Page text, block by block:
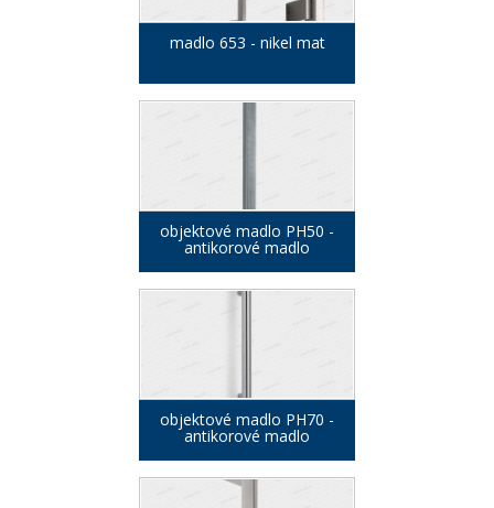
madlo 653 - nikel mat
objektové madlo PH50 -
antikorové madlo
objektové madlo PH70 -
antikorové madlo